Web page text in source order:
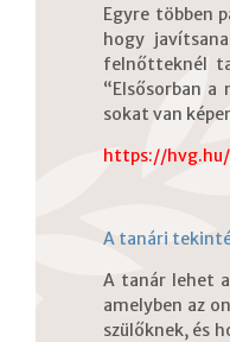
Egyre többen
hogy
felnőtteknél
“Elsősorban
sokat van
https://
A tanári
A tanár lehet
amelyben az
szülőknek, és